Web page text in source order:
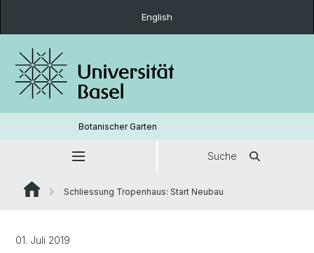
English
Botanischer Garten
Suche
Schliessung Tropenhaus: Start Neubau
01. Juli 2019